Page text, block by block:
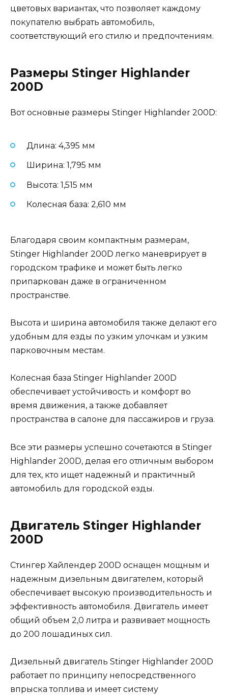
цветовых вариантах, что позволяет каждому
покупателю выбрать автомобиль,
соответствующий его стилю и предпочтениям.
Размеры Stinger Highlander
200D
Вот основные размеры Stinger Highlander 200D:
Длина: 4,395 мм
Ширина: 1,795 мм
Высота: 1,515 мм
Колесная база: 2,610 мм
Благодаря своим компактным размерам,
Stinger Highlander 200D легко маневрирует в
городском трафике и может быть легко
припаркован даже в ограниченном
пространстве.
Высота и ширина автомобиля также делают его
удобным для езды по узким улочкам и узким
парковочным местам.
Колесная база Stinger Highlander 200D
обеспечивает устойчивость и комфорт во
время движения, а также добавляет
пространства в салоне для пассажиров и груза.
Все эти размеры успешно сочетаются в Stinger
Highlander 200D, делая его отличным выбором
для тех, кто ищет надежный и практичный
автомобиль для городской езды.
Двигатель Stinger Highlander
200D
Стингер Хайлендер 200D оснащен мощным и
надежным дизельным двигателем, который
обеспечивает высокую производительность и
эффективность автомобиля. Двигатель имеет
общий объем 2,0 литра и развивает мощность
до 200 лошадиных сил.
Дизельный двигатель Stinger Highlander 200D
работает по принципу непосредственного
впрыска топлива и имеет систему